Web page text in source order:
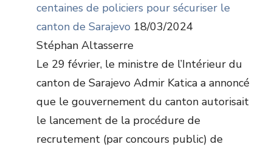
centaines de policiers pour sécuriser le
canton de Sarajevo 18/03/2024
Stéphan Altasserre
Le 29 février, le ministre de l’Intérieur du
canton de Sarajevo Admir Katica a annoncé
que le gouvernement du canton autorisait
le lancement de la procédure de
recrutement (par concours public) de